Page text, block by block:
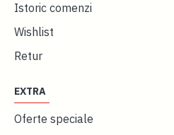
Istoric comenzi
Wishlist
Retur
EXTRA
Oferte speciale